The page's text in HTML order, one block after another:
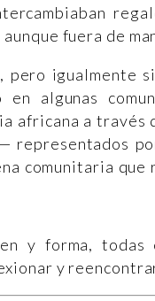
fuera de
pero igualmente
algunas
africana a
representados
comunitaria
y forma, todas
y